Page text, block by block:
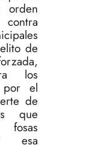
orden
de
los
por el
de
que
fosas
esa